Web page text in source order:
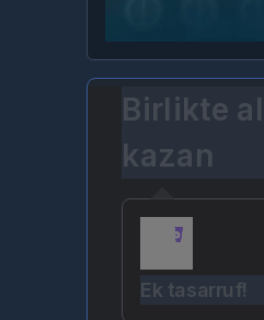
Birlikte al
kazan
Ek tasarruf!